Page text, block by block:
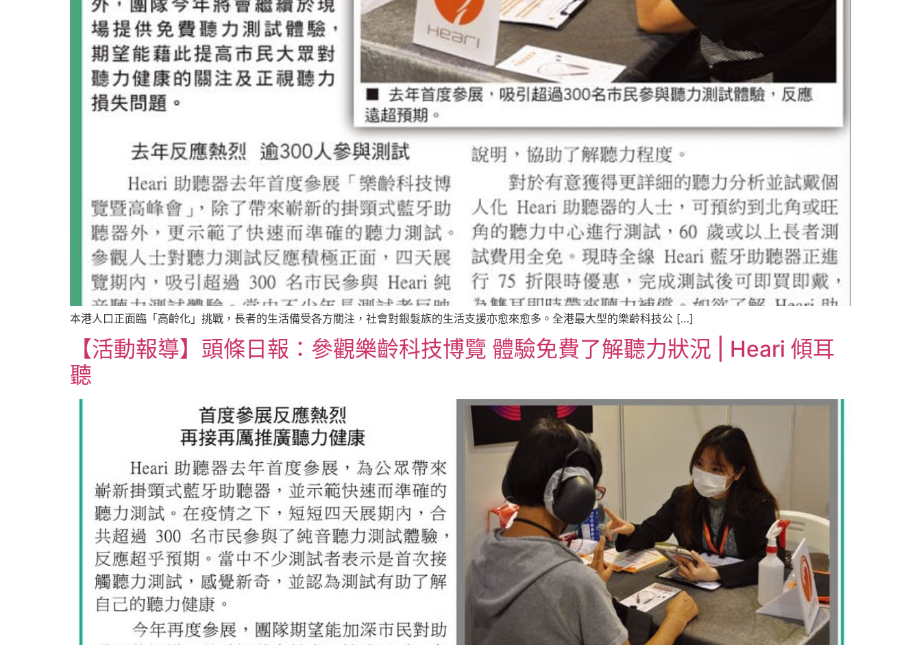
本港人口正面臨「高齡化」挑戰，長者的生活備受各方關注，社會對銀髮族的生活支援亦愈來愈多。全港最大型的樂齡科技公 […]
【活動報導】頭條日報：參觀樂齡科技博覽 體驗免費了解聽力狀況 | Heari 傾耳
聽